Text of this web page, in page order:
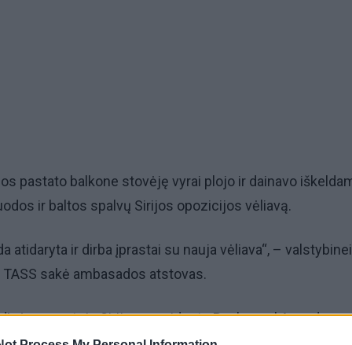
pastato balkone stovėję vyrai plojo ir dainavo
ir baltos spalvų Sirijos opozicijos vėliavą.
atidaryta ir dirba įprastai su nauja vėliava“, – valstybinei
sakė ambasados atstovas.
nuverstojo Sirijos prezidento Basharo al Assado